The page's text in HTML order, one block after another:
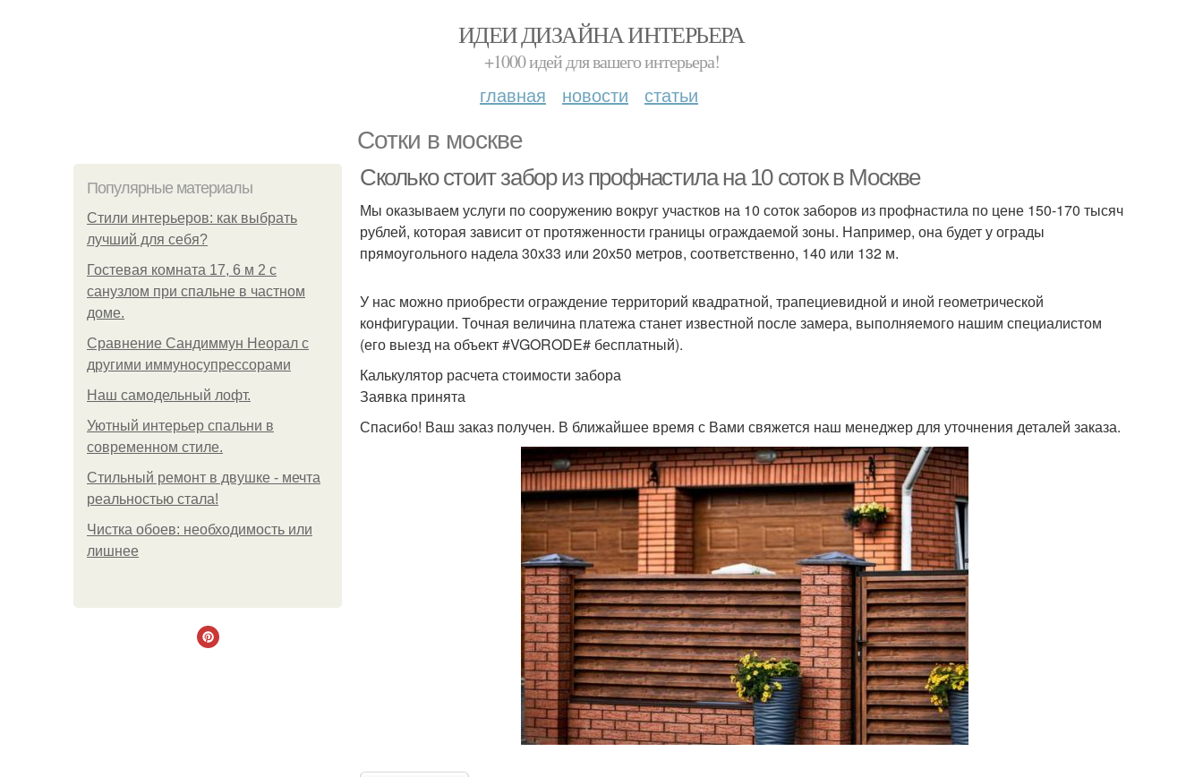
ИДЕИ ДИЗАЙНА ИНТЕРЬЕРА
+1000 идей для вашего интерьера!
главная новости статьи
Сотки в москве
Популярные материалы
Стили интерьеров: как выбрать
лучший для себя?
Гостевая комната 17, 6 м 2 с
санузлом при спальне в частном
доме.
Сравнение Сандиммун Неорал с
другими иммуносупрессорами
Наш самодельный лофт.
Уютный интерьер спальни в
современном стиле.
Стильный ремонт в двушке - мечта
реальностью стала!
Чистка обоев: необходимость или
лишнее
Сколько стоит забор из профнастила на 10 соток в Москве
Мы оказываем услуги по сооружению вокруг участков на 10 соток заборов из профнастила по цене 150-170 тысяч
рублей, которая зависит от протяженности границы ограждаемой зоны. Например, она будет у ограды
прямоугольного надела 30х33 или 20х50 метров, соответственно, 140 или 132 м.
У нас можно приобрести ограждение территорий квадратной, трапециевидной и иной геометрической
конфигурации. Точная величина платежа станет известной после замера, выполняемого нашим специалистом
(его выезд на объект #VGORODE# бесплатный).
Калькулятор расчета стоимости забора
Заявка принята
Спасибо! Ваш заказ получен. В ближайшее время с Вами свяжется наш менеджер для уточнения деталей заказа.